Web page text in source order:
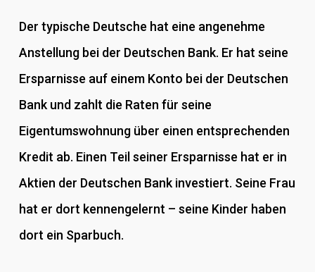
Der typische Deutsche hat eine angenehme
Anstellung bei der Deutschen Bank. Er hat seine
Ersparnisse auf einem Konto bei der Deutschen
Bank und zahlt die Raten für seine
Eigentumswohnung über einen entsprechenden
Kredit ab. Einen Teil seiner Ersparnisse hat er in
Aktien der Deutschen Bank investiert. Seine Frau
hat er dort kennengelernt – seine Kinder haben
dort ein Sparbuch.